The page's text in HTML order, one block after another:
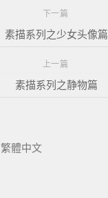
下一篇
素描系列之少女头像篇
上一篇
素描系列之静物篇
繁體中文